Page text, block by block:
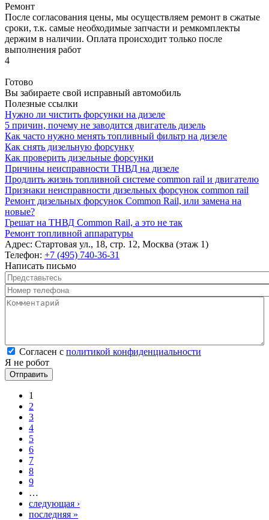
Ремонт
После согласования цены, мы осуществляем ремонт в сжатые
сроки, т.к. самые необходимые запчасти и ремкомплекты
держим в наличии. Оплата происходит только после
выполнения работ
4
Готово
Вы забираете свой исправный автомобиль
Полезные ссылки
Нужно ли чистить форсунки на дизеле
5 причин, почему не заводится двигатель дизель
Как часто нужно менять топливный фильтр на дизеле
Как снять дизельную форсунку
Как проверить дизельные форсунки
Причины неисправности ТНВД на дизеле
Продлить жизнь топливной системе common rail и двигателю
Признаки неисправности дизельных форсунок common rail
Ремонт дизельных форсунок Common Rail, или замена на
новые?
Грешат на ТНВД Common Rail, а это не так
Ремонт топливной аппаратуры
Адрес: Стартовая ул., 18, стр. 12, Москва (этаж 1)
Телефон: +7 (495) 740-36-31
Написать письмо
Представьтесь
Номер телефона
Комментарий
Согласен с политикой конфиденциальности*
Согласен с политикой конфиденциальности
Я не робот
1
2
3
4
5
6
7
8
9
…
следующая ›
последняя »